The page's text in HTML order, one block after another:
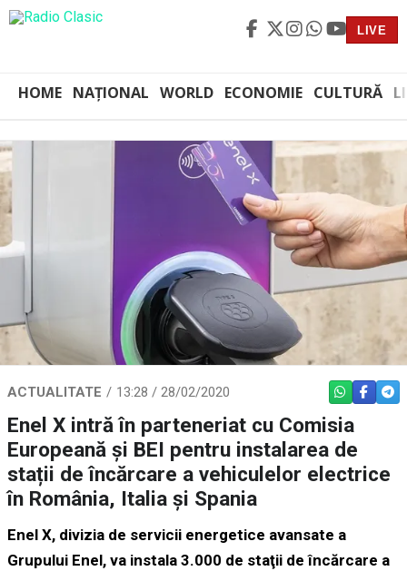
LIVE
HOME NAȚIONAL WORLD ECONOMIE CULTURĂ
ACTUALITATE 13:28 / 28/02/2020 WHATSAPP
Enel X intră în parteneriat cu Comisia
Europeană și BEI pentru instalarea de
stații de încărcare a vehiculelor electrice
în România, Italia şi Spania
Enel X, divizia de servicii energetice avansate a
Grupului Enel, va instala 3.000 de staţii de încărcare a